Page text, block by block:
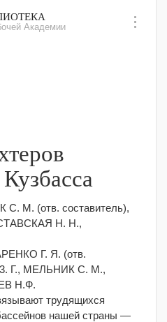
Академии
М. (отв. составитель),
Н. Н.,
Г. Я. (отв.
Г., МЕЛЬНИК С. М.,
Н.Ф.
трудящихся
нашей страны —